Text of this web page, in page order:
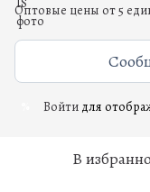
Оптовые цены от 5
Войти для
В